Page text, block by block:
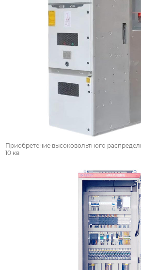
Приобретение высоковольтного
10 кв